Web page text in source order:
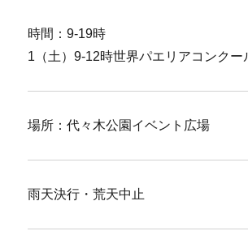
時間：9-19時
1（土）9-12時世界パエリアコンクー
場所：代々木公園イベント広場
雨天決行・荒天中止